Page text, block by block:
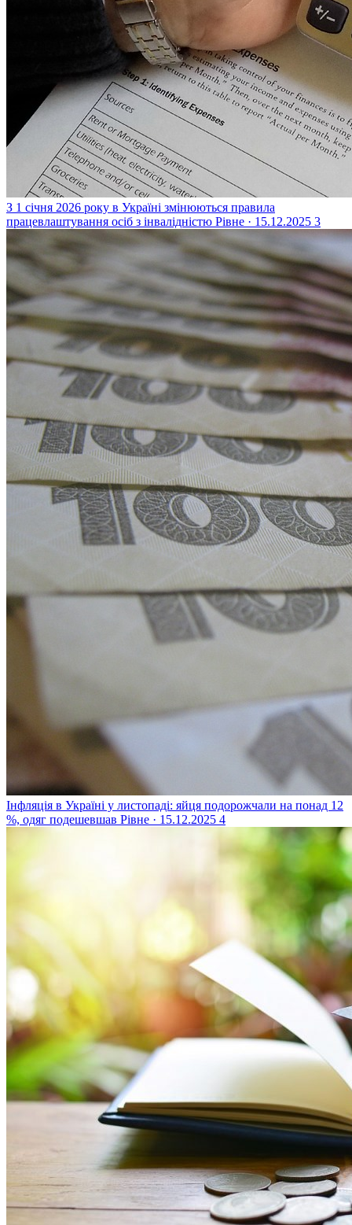
З 1 січня 2026 року в Україні змінюються правила
працевлаштування осіб з інвалідністю Рівне · 15.12.2025 3
Інфляція в Україні у листопаді: яйця подорожчали на понад 12
%, одяг подешевшав Рівне · 15.12.2025 4